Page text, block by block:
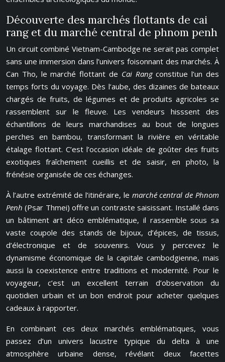
Découverte des marchés flottants de cai
rang et du marché central de phnom penh
Un circuit combiné Vietnam-Cambodge ne serait pas complet
sans une immersion dans l’univers foisonnant des marchés. À
Can Tho, le marché flottant de Cai Rangconstitue l’un des
temps forts du voyage. Dès l’aube, des dizaines de bateaux
chargés de fruits, de légumes et de produits agricoles se
rassemblent sur le fleuve. Les vendeurs hisssent des
échantillons de leurs marchandises au bout de longues
perches en bambou, transformant la rivière en véritable
étalage flottant. C’est l’occasion idéale de goûter des fruits
exotiques fraîchement cueillis et de saisir, en photo, la
frénésie organisée de ces échanges.
À l’autre extrémité de l’itinéraire, le marché central de Phnom
Penh (Psar Thmei) offre un contraste saisissant. Installé dans
un bâtiment art déco emblématique, il rassemble sous sa
vaste coupole des stands de bijoux, d’épices, de tissus,
d’électronique et de souvenirs. Vous y percevez le
dynamisme économique de la capitale cambodgienne, mais
aussi la coexistence entre traditions et modernité. Pour le
voyageur, c’est un excellent terrain d’observation du
quotidien urbain et un bon endroit pour acheter quelques
cadeaux à rapporter.
En combinant ces deux marchés emblématiques, vous
passez d’un univers lacustre typique du delta à une
atmosphère urbaine dense, révélant deux facettes